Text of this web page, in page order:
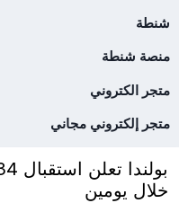
شنطة
منصة شنطة
متجر الكتروني
متجر إلكتروني مجاني
خلال يومين